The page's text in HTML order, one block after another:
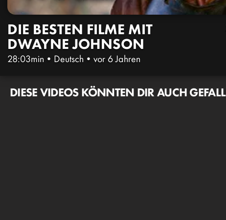
DIE BESTEN FILME MIT
DWAYNE JOHNSON
28:03min • Deutsch • vor 6 Jahren
DIESE VIDEOS KÖNNTEN DIR AUCH